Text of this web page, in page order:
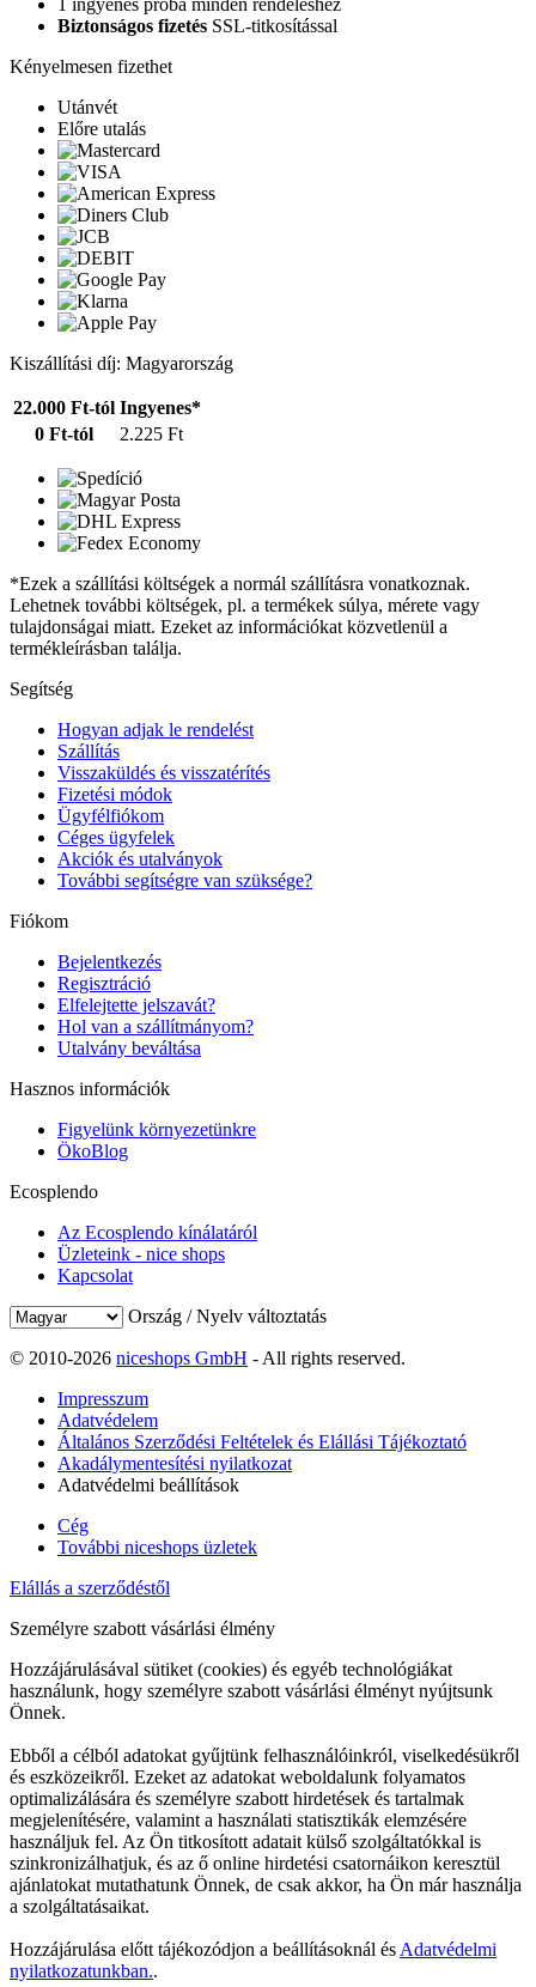
1 ingyenes próba minden rendeléshez
Biztonságos fizetés SSL-titkosítással
Kényelmesen fizethet
Utánvét
Előre utalás
Kiszállítási díj: Magyarország
22.000 Ft-tól Ingyenes*
0 Ft-tól
2.225 Ft
*Ezek a szállítási költségek a normál szállításra vonatkoznak.
Lehetnek további költségek, pl. a termékek súlya, mérete vagy
tulajdonságai miatt. Ezeket az információkat közvetlenül a
termékleírásban találja.
Segítség
Hogyan adjak le rendelést
Szállítás
Visszaküldés és visszatérítés
Fizetési módok
Ügyfélfiókom
Céges ügyfelek
Akciók és utalványok
További segítségre van szüksége?
Fiókom
Bejelentkezés
Regisztráció
Elfelejtette jelszavát?
Hol van a szállítmányom?
Utalvány beváltása
Hasznos információk
Figyelünk környezetünkre
ÖkoBlog
Ecosplendo
Az Ecosplendo kínálatáról
Üzleteink - nice shops
Kapcsolat
Ország / Nyelv változtatás
© 2010-2026 niceshops GmbH - All rights reserved.
Impresszum
Adatvédelem
Általános Szerződési Feltételek és Elállási Tájékoztató
Akadálymentesítési nyilatkozat
Adatvédelmi beállítások
Cég
További niceshops üzletek
Elállás a szerződéstől
Személyre szabott vásárlási élmény
Hozzájárulásával sütiket (cookies) és egyéb technológiákat
használunk, hogy személyre szabott vásárlási élményt nyújtsunk
Önnek.
Ebből a célból adatokat gyűjtünk felhasználóinkról, viselkedésükről
és eszközeikről. Ezeket az adatokat weboldalunk folyamatos
optimalizálására és személyre szabott hirdetések és tartalmak
megjelenítésére, valamint a használati statisztikák elemzésére
használjuk fel. Az Ön titkosított adatait külső szolgáltatókkal is
szinkronizálhatjuk, és az ő online hirdetési csatornáikon keresztül
ajánlatokat mutathatunk Önnek, de csak akkor, ha Ön már használja
a szolgáltatásaikat.
Hozzájárulása előtt tájékozódjon a beállításoknál és Adatvédelmi
nyilatkozatunkban..